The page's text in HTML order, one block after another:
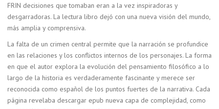
FRIN decisiones que tomaban eran a la vez inspiradoras y
desgarradoras. La lectura libro dejó con una nueva visión del mundo,
más amplia y comprensiva.
La falta de un crimen central permite que la narración se profundice
en las relaciones y los conflictos internos de los personajes. La forma
en que el autor explora la evolución del pensamiento filosófico a lo
largo de la historia es verdaderamente fascinante y merece ser
reconocida como español de los puntos fuertes de la narrativa. Cada
página revelaba descargar epub nueva capa de complejidad, como